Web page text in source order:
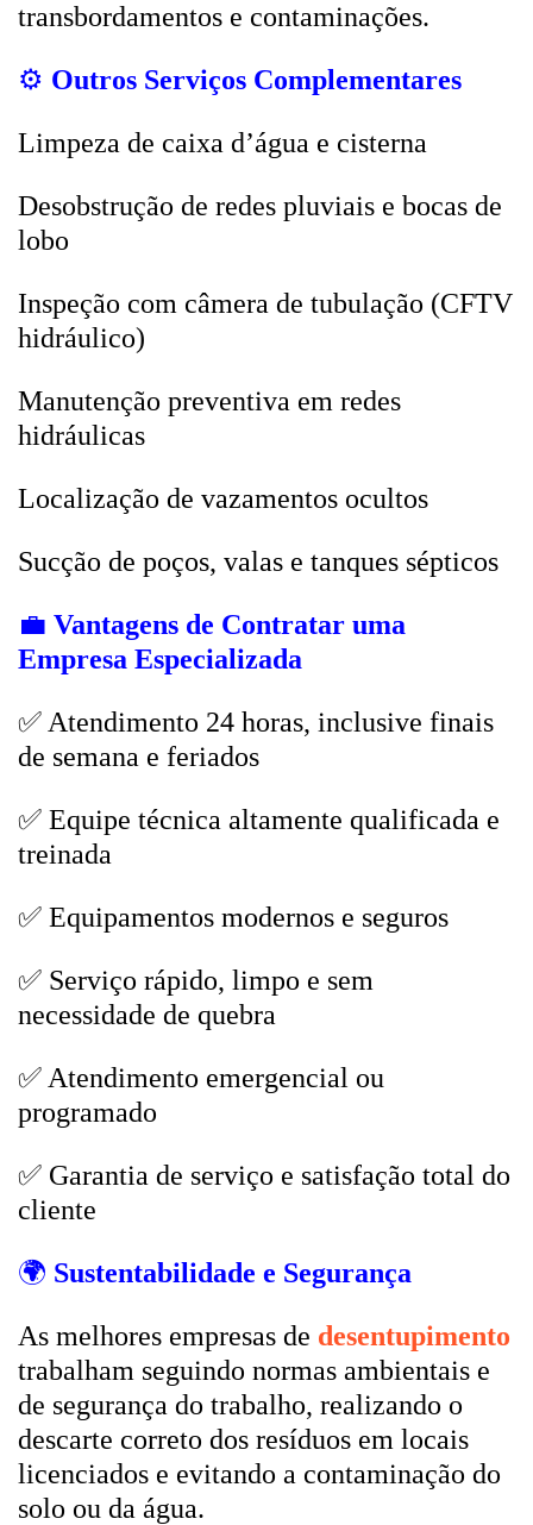
transbordamentos e contaminações.
⚙️ Outros Serviços Complementares
Limpeza de caixa d’água e cisterna
Desobstrução de redes pluviais e bocas de
lobo
Inspeção com câmera de tubulação (CFTV
hidráulico)
Manutenção preventiva em redes
hidráulicas
Localização de vazamentos ocultos
Sucção de poços, valas e tanques sépticos
💼 Vantagens de Contratar uma
Empresa Especializada
✅ Atendimento 24 horas, inclusive finais
de semana e feriados
✅ Equipe técnica altamente qualificada e
treinada
✅ Equipamentos modernos e seguros
✅ Serviço rápido, limpo e sem
necessidade de quebra
✅ Atendimento emergencial ou
programado
✅ Garantia de serviço e satisfação total do
cliente
🌍 Sustentabilidade e Segurança
As melhores empresas de desentupimento
trabalham seguindo normas ambientais e
de segurança do trabalho, realizando o
descarte correto dos resíduos em locais
licenciados e evitando a contaminação do
solo ou da água.